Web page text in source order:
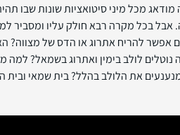
מודאג מכל מיני סיטואציות שונות שבו
אבל בכל מקרה רבא חולק עליו ומסביר
להריח אתרוג או הדס של מצווה?
לולב בימין ואתרוג בשמאל? למה
את הלולב בהלל? בית שמאי ובית